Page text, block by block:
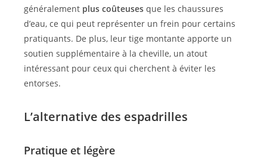
généralement plus coûteuses que les chaussures
d’eau, ce qui peut représenter un frein pour certains
pratiquants. De plus, leur tige montante apporte un
soutien supplémentaire à la cheville, un atout
intéressant pour ceux qui cherchent à éviter les
entorses.
L’alternative des espadrilles
Pratique et légère